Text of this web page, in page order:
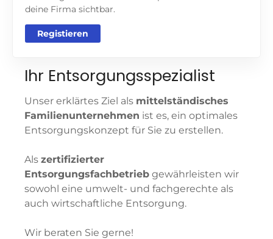
deine Firma sichtbar.
Registieren
Ihr Entsorgungsspezialist
Unser erklärtes Ziel als mittelständisches
Familienunternehmen ist es, ein optimales
Entsorgungskonzept für Sie zu erstellen.
Als zertifizierter
Entsorgungsfachbetrieb gewährleisten wir
sowohl eine umwelt- und fachgerechte als
auch wirtschaftliche Entsorgung.
Wir beraten Sie gerne!